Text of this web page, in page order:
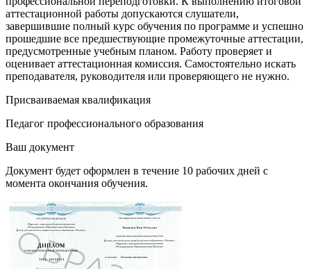
аттестационной работы допускаются слушатели,
завершившие полный курс обучения по программе и успешно
прошедшие все предшествующие промежуточные аттестации,
предусмотренные учебным планом. Работу проверяет и
оценивает аттестационная комиссия. Самостоятельно искать
преподавателя, руководителя или проверяющего не нужно.
Присваиваемая квалификация
Педагог профессионального образования
Ваш документ
Документ будет оформлен в течение 10 рабочих дней с
момента окончания обучения.